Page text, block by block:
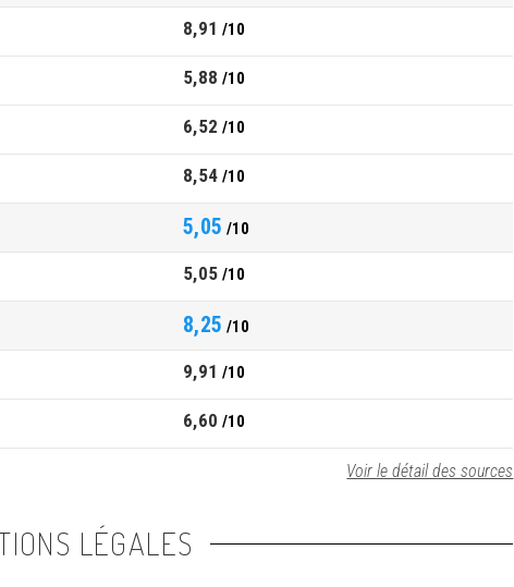
8,91 /10
5,88 /10
6,52 /10
8,54 /10
5,05 /10
5,05 /10
8,25 /10
9,91 /10
6,60 /10
Voir le détail des sources
LÉGALES